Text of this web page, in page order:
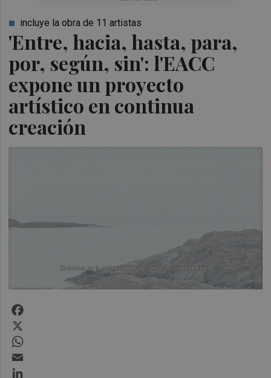
'Entre, hacia, hasta, para,
por, según, sin': l'EACC
expone un proyecto
artístico en continua
creación
incluye la obra de 11 artistas